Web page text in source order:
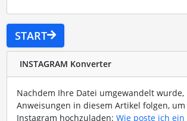
START
INSTAGRAM Konverter
Nachdem Ihre Datei umgewandelt wurde,
Anweisungen in diesem Artikel folgen,
Instagram hochzuladen: Wie poste ich ein